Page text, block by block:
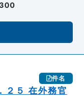
件名
２５ 在外務官